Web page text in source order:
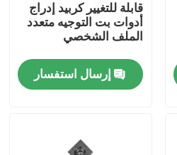
قابلة للتغيير كربيد إدراج
أدوات بت التوجيه متعدد
الملف الشخصي
إرسال استفسار